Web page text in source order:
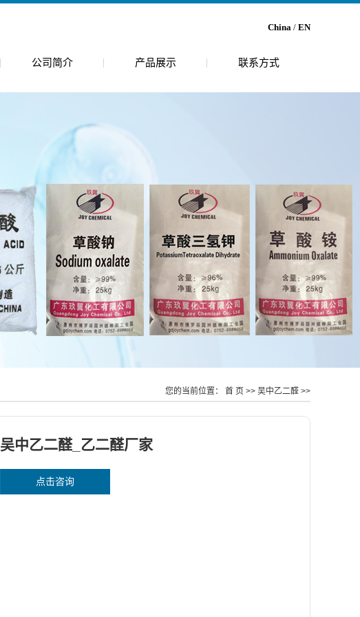
China / EN
公司简介 产品展示 联系方式
您的当前位置： 首 页 >> 吴中乙二醛 >>
吴中乙二醛_乙二醛厂家
点击咨询